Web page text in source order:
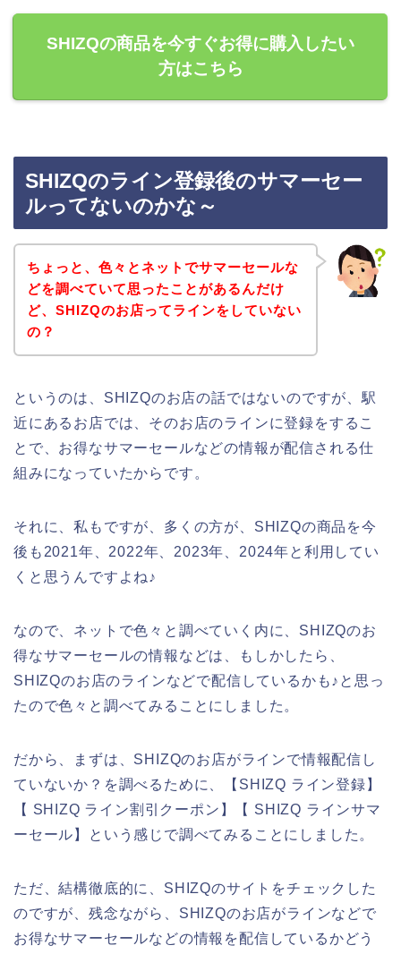
SHIZQの商品を今すぐお得に購入したい
方はこちら
SHIZQのライン登録後のサマーセー
ルってないのかな～
ちょっと、色々とネットでサマーセールな
どを調べていて思ったことがあるんだけ
ど、SHIZQのお店ってラインをしていない
の？
というのは、SHIZQのお店の話ではないのですが、駅
近にあるお店では、そのお店のラインに登録をするこ
とで、お得なサマーセールなどの情報が配信される仕
組みになっていたからです。
それに、私もですが、多くの方が、SHIZQの商品を今
後も2021年、2022年、2023年、2024年と利用してい
くと思うんですよね♪
なので、ネットで色々と調べていく内に、SHIZQのお
得なサマーセールの情報などは、もしかしたら、
SHIZQのお店のラインなどで配信しているかも♪と思っ
たので色々と調べてみることにしました。
だから、まずは、SHIZQのお店がラインで情報配信し
ていないか？を調べるために、【SHIZQ ライン登録】
【 SHIZQ ライン割引クーポン】【 SHIZQ ラインサマ
ーセール】という感じで調べてみることにしました。
ただ、結構徹底的に、SHIZQのサイトをチェックした
のですが、残念ながら、SHIZQのお店がラインなどで
お得なサマーセールなどの情報を配信しているかどう